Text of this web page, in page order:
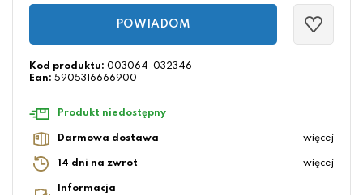
POWIADOM
Kod produktu: 003064-032346
Ean: 5905316666900
Produkt niedostępny
Darmowa dostawa więcej
14 dni na zwrot więcej
Informacja